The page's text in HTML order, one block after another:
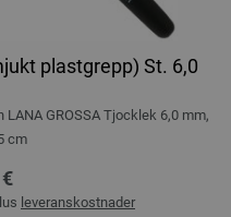
plastgrepp) St. 6,0
GROSSA Tjocklek 6,0 mm,
cm
leveranskostnader